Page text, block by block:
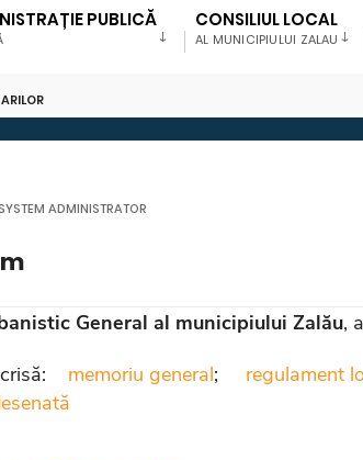
PUBLICĂ CONSILIUL LOCAL
AL MUNICIPIULUI ZALAU
ADMINISTRATOR
General al municipiului Zalău,
memoriu general; regulament